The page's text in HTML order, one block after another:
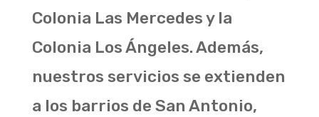
Colonia Las Mercedes y la
Colonia Los Ángeles. Además,
nuestros servicios se extienden
a los barrios de San Antonio,